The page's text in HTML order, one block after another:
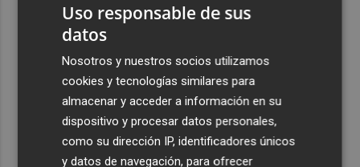
Uso responsable de sus
datos
Nosotros y nuestros socios utilizamos
cookies y tecnologías similares para
almacenar y acceder a información en su
dispositivo y procesar datos personales,
como su dirección IP, identificadores únicos
y datos de navegación, para ofrecer